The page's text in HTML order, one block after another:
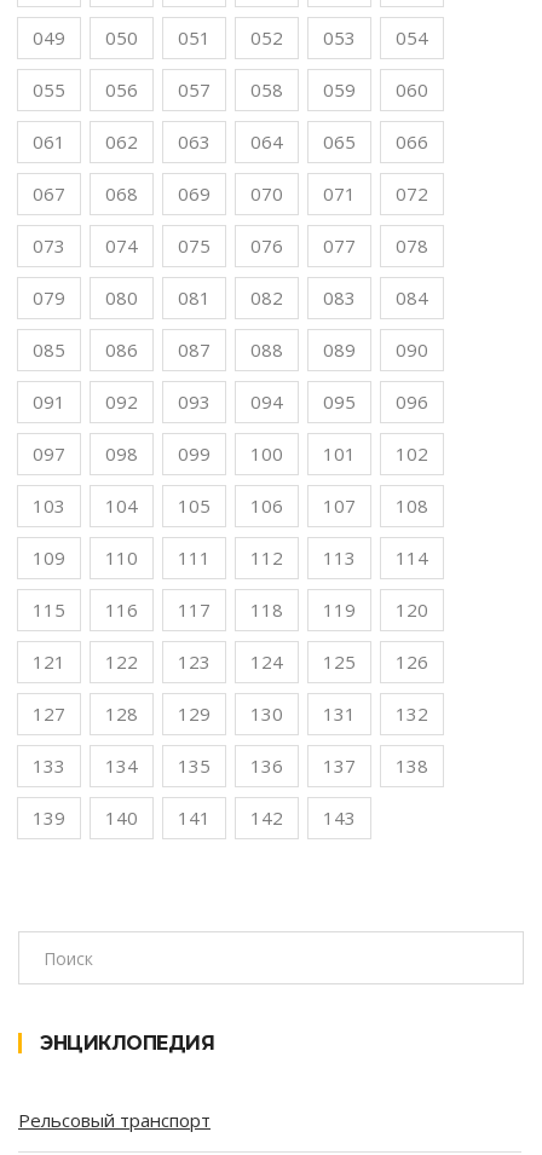
049 050 051 052 053 054
055 056 057 058 059 060
061 062 063 064 065 066
067 068 069 070 071 072
073 074 075 076 077 078
079 080 081 082 083 084
085 086 087 088 089 090
091 092 093 094 095 096
097 098 099 100 101 102
103 104 105 106 107 108
109 110 111 112 113 114
115 116 117 118 119 120
121 122 123 124 125 126
127 128 129 130 131 132
133 134 135 136 137 138
139 140 141 142 143
ЭНЦИКЛОПЕДИЯ
Рельсовый транспорт